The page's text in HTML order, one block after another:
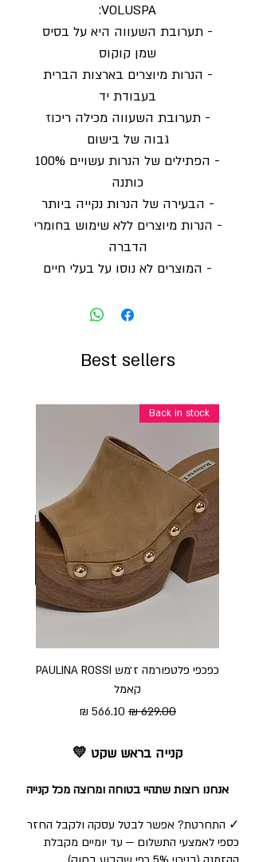
VOLUSPA:
- תערובת השעווה היא על בסיס
שמן קוקוס
- הנרות מיוצרים בארצות הברית
בעבודת יד
- תערובת השעווה מכילה ריכוז
גבוה של בישום
- הפתילים של הנרות עשויים 100%
כותנה
- הבעירה של הנרות נקייה ביותר
- הנרות מיוצרים ללא שימוש בחומרי
הדברה
- המוצרים לא נוסו על בעלי חיים
Best sellers
Back in stock
כפכפי פלטפורמה ז׳מש PAULINA ROSSI
קאמל
מחיר רגיל מחיר מבצע
קנייה בראש שקט 💛
אנחנו רוצות שתהיי בטוחה ומרוצה מכל קנייה
✓ התחרטת? אפשר לבטל עסקה ולקבל החזר
כספי לאמצעי התשלום — עד יומיים מקבלת